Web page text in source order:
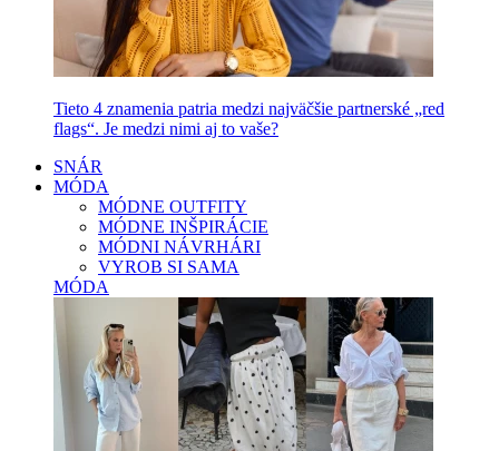
Tieto 4 znamenia patria medzi najväčšie partnerské „red
flags“. Je medzi nimi aj to vaše?
SNÁR
MÓDA
MÓDNE OUTFITY
MÓDNE INŠPIRÁCIE
MÓDNI NÁVRHÁRI
VYROB SI SAMA
MÓDA